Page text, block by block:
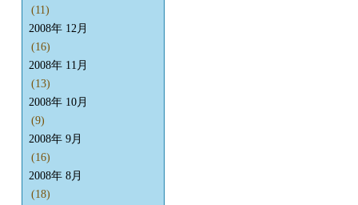
(11)
2008年 12月
(16)
2008年 11月
(13)
2008年 10月
(9)
2008年 9月
(16)
2008年 8月
(18)